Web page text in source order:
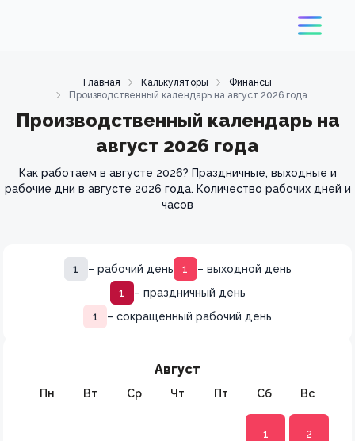
Главная Калькуляторы
Финансы
Производственный календарь на август 2026 года
Производственный календарь на
август 2026 года
Как работаем в августе 2026? Праздничные, выходные и
рабочие дни в августе 2026 года. Количество рабочих дней и
часов
1 – рабочий день 1
– выходной день
1
– праздничный день
1
– сокращенный рабочий день
Август
Пн Вт Ср Чт Пт Сб Вс
1 2